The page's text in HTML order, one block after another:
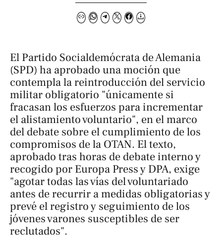
El Partido Socialdemócrata de Alemania
(SPD) ha aprobado una moción que
contempla la reintroducción del servicio
militar obligatorio "únicamente si
fracasan los esfuerzos para incrementar
el alistamiento voluntario", en el marco
del debate sobre el cumplimiento de los
compromisos de la OTAN. El texto,
aprobado tras horas de debate interno y
recogido por Europa Press y DPA, exige
"agotar todas las vías del voluntariado
antes de recurrir a medidas obligatorias y
prevé el registro y seguimiento de los
jóvenes varones susceptibles de ser
reclutados".